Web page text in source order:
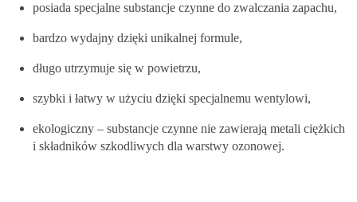
posiada specjalne substancje czynne do zwalczania zapachu,
bardzo wydajny dzięki unikalnej formule,
długo utrzymuje się w powietrzu,
szybki i łatwy w użyciu dzięki specjalnemu wentylowi,
ekologiczny – substancje czynne nie zawierają metali ciężkich
i składników szkodliwych dla warstwy ozonowej.